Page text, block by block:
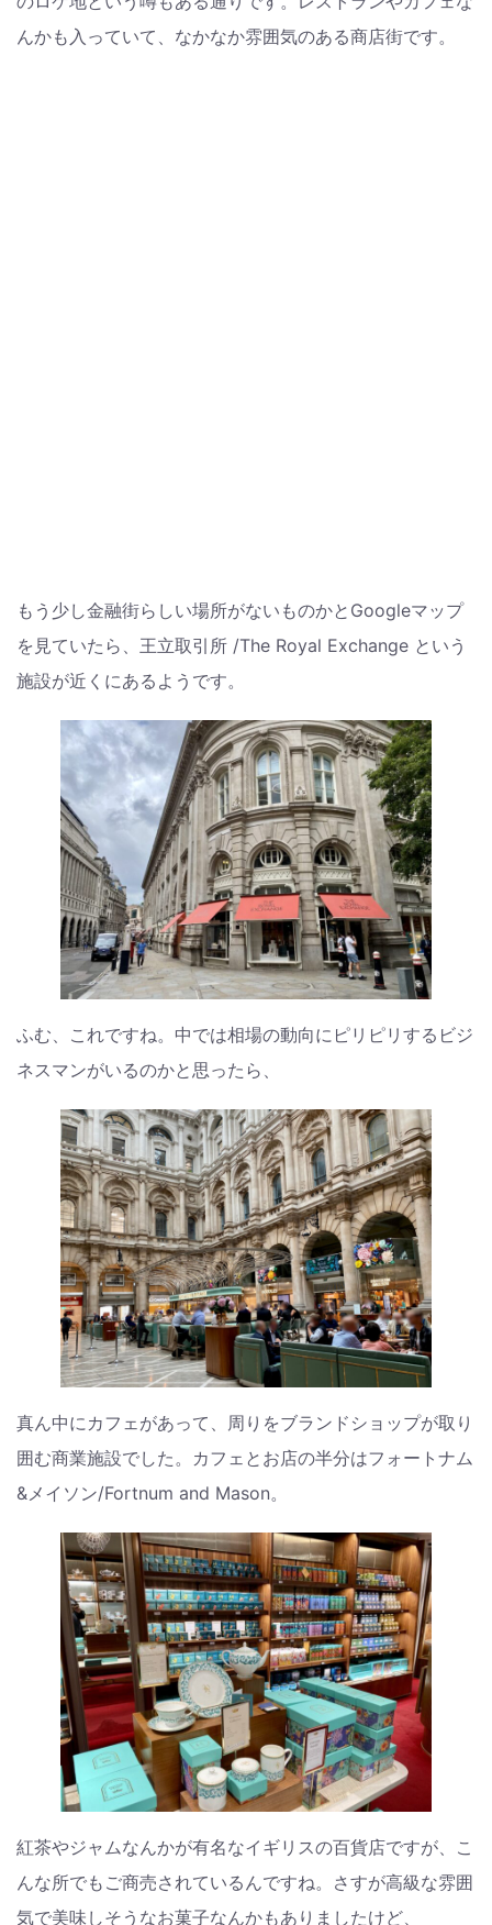
んかも入っていて、なかなか雰囲気のある商店街です。
もう少し金融街らしい場所がないものかとGoogleマップ
を見ていたら、王立取引所 /The Royal Exchange という
施設が近くにあるようです。
ふむ、これですね。中では相場の動向にピリピリするビジ
ネスマンがいるのかと思ったら、
真ん中にカフェがあって、周りをブランドショップが取り
囲む商業施設でした。カフェとお店の半分はフォートナム
&メイソン/Fortnum and Mason。
紅茶やジャムなんかが有名なイギリスの百貨店ですが、こ
んな所でもご商売されているんですね。さすが高級な雰囲
気で美味しそうなお菓子なんかもありましたけど、